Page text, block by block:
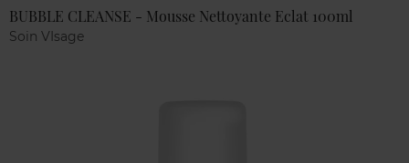
BUBBLE CLEANSE - Mousse Nettoyante Eclat 100ml
Soin VIsage